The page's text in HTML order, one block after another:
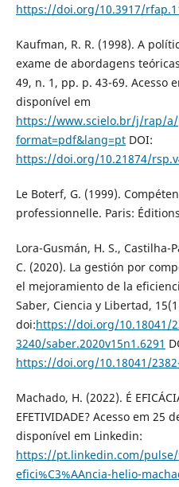
https://doi.org/10.3917/
Kaufman, R. R. (1998). A
exame de abordagens
49, n. 1, pp. p. 43-69. Acesso
disponível em
https://www.scielo.br/j/rap/a/
format=pdf&lang=ptDOI:
https://doi.org/10.21874/
Le Boterf, G. (1999).
professionnelle. Paris:
Lora-Gusmán, H. S., Castilha-
C. (2020). La gestión por
el mejoramiento de la
Saber, Ciencia y Libertad,
doi:https://doi.org/10.18041/
3240/saber.2020v15n1.6291
https://doi.org/10.18041/
Machado, H. (2022). É
EFETIVIDADE? Acesso em 25
disponível em Linkedin:
https://pt.linkedin.com/pulse/
efici%C3%AAncia-helio-